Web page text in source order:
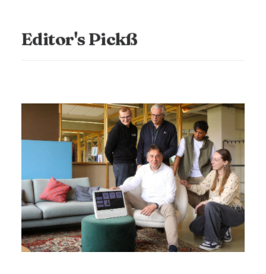
Editor's Pickß